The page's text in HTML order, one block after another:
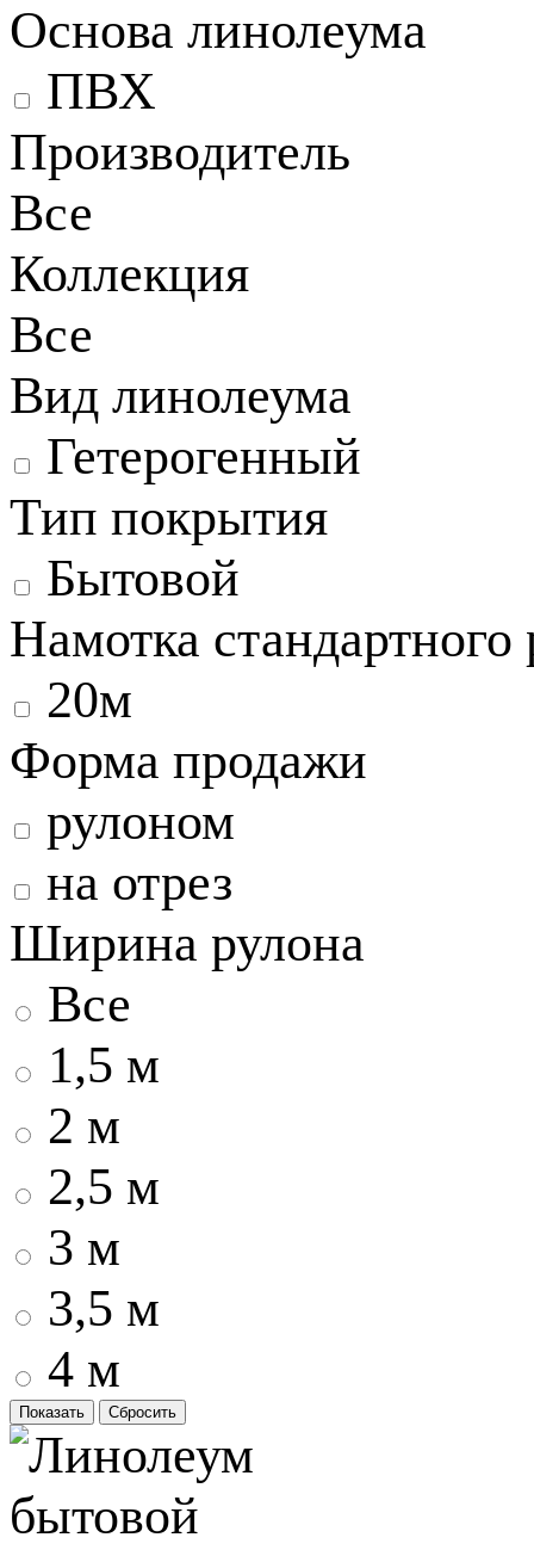
Основа линолеума
ПВХ
Производитель
Все
Коллекция
Все
Вид линолеума
Гетерогенный
Тип покрытия
Бытовой
Намотка стандартного
20м
Форма продажи
рулоном
на отрез
Ширина рулона
Все
1,5 м
2 м
2,5 м
3 м
3,5 м
4 м